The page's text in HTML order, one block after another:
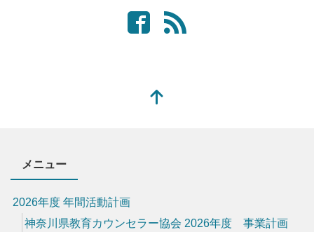
メニュー
2026年度 年間活動計画
神奈川県教育カウンセラー協会 2026年度 事業計画